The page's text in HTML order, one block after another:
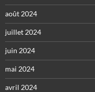
août 2024
juillet 2024
juin 2024
mai 2024
avril 2024